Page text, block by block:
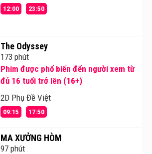
12:00 23:50
The Odyssey
173 phút
Phim được phổ biến đến người xem từ
đủ 16 tuổi trở lên (16+)
2D Phụ Đề Việt
09:15 17:50
MA XƯỞNG HÒM
97 phút